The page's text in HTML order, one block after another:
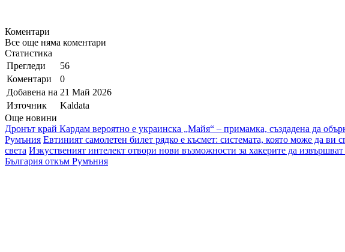
Коментари
Все още няма коментари
Статистика
Прегледи
56
Коментари
0
Добавена на 21 Май 2026
Източник
Kaldata
Още новини
Дронът край Кардам вероятно е украинска „Майя“ – примамка, създадена да
Румъния Евтиният самолетен билет рядко е късмет: системата, която може да ви
света Изкуственият интелект отвори нови възможности за хакерите да извършват
България откъм Румъния